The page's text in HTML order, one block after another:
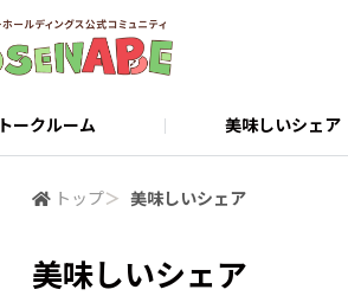
トークルーム 美味しいシェア
トップ＞ 美味しいシェア
美味しいシェア